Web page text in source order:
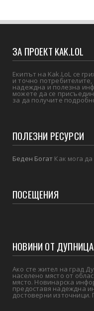
ЗА ПРОЕКТ KAK.LOL
Екипът на Kak.LoL се
и точно
надеждна и полезна
можете да се
за да получите
ПОЛЕЗНИ РЕСУРСИ
Беден Богат Как мога
ПОСЕЩЕНИЯ
НОВИНИ ОТ
Ако сте жител на град
населено място от
място. Новинарска
предоставя надеждна
достоверни източници.